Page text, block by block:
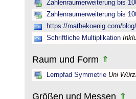
Zahlenraumerweiterung bis
Zahlenraumerweiterung bis
https://mathekoenig.com/
Schriftliche Multiplikation
Raum und Form
Lernpfad Symmetrie Uni
Größen und Messen